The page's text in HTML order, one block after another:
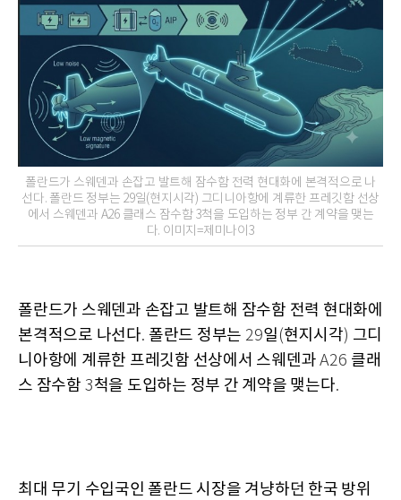
폴란드가 스웨덴과 손잡고 발트해 잠수함 전력 현대화에 본격적으로 나
선다. 폴란드 정부는 29일(현지시각) 그디니아항에 계류한 프레깃함 선상
에서 스웨덴과 A26 클래스 잠수함 3척을 도입하는 정부 간 계약을 맺는
다. 이미지=제미나이3
폴란드가 스웨덴과 손잡고 발트해 잠수함 전력 현대화에
본격적으로 나선다. 폴란드 정부는 29일 (현지시각) 그디
니아항에 계류한 프레깃함 선상에서 스웨덴과 A26 클래
스 잠수함 3척을 도입하는 정부 간 계약을 맺는다.
최대 무기 수입국인 폴란드 시장을 겨냥하던 한국 방위